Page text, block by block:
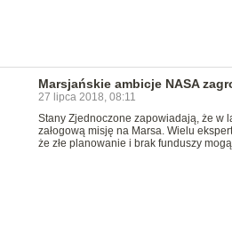
Marsjańskie ambicje NASA
27 lipca 2018, 08:11
Stany Zjednoczone zapowiadają, że w
załogową misję na Marsa. Wielu
że złe planowanie i brak funduszy